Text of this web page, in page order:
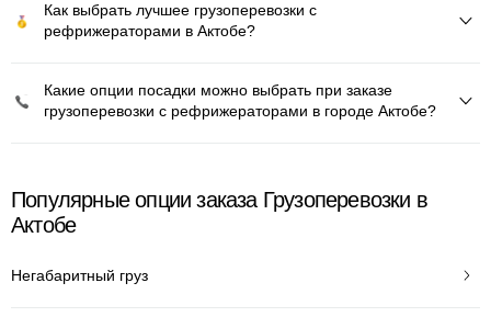
Как выбрать лучшее грузоперевозки с
рефрижераторами в Актобе?
Какие опции посадки можно выбрать при заказе
грузоперевозки с рефрижераторами в городе Актобе?
Популярные опции заказа Грузоперевозки в
Актобе
Негабаритный груз